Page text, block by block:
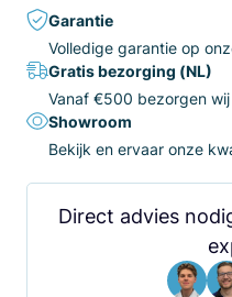
Garantie
Volledige garantie op
Gratis bezorging (NL)
Vanaf €500 bezorgen
Showroom
Bekijk en ervaar onze
Direct advies